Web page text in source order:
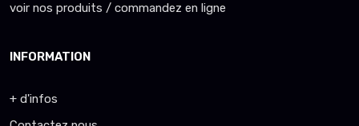
voir nos produits / commandez en ligne
INFORMATION
+ d'infos